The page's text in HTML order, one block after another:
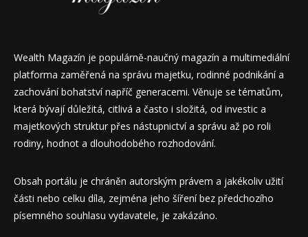
Wealth Magazín je populárně-naučný magazín a multimediální
platforma zaměřená na správu majetku, rodinné podnikání a
zachování bohatství napříč generacemi. Věnuje se tématům,
která bývají důležitá, citlivá a často i složitá, od investic a
majetkových struktur přes nástupnictví a správu až po roli
rodiny, hodnot a dlouhodobého rozhodování.
Obsah portálu je chráněn autorským právem a jakékoliv užití
části nebo celku díla, zejména jeho šíření bez předchozího
písemného souhlasu vydavatele, je zakázáno.